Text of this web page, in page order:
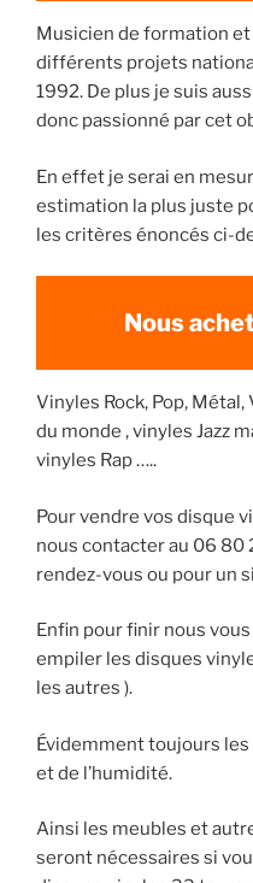
Musicien de formation
différents projets
1992. De plus je suis
donc passionné par cet
En effet je serai en
estimation la plus juste
les critères énoncés ci-
Nous
Vinyles Rock, Pop,
du monde , vinyles Jazz
vinyles Rap …..
Pour vendre vos disque
nous contacter au 06 80
rendez-vous ou pour un
Enfin pour finir nous
empiler les disques
les autres ).
Évidemment toujours les
et de l’humidité.
Ainsi les meubles et
seront nécessaires si